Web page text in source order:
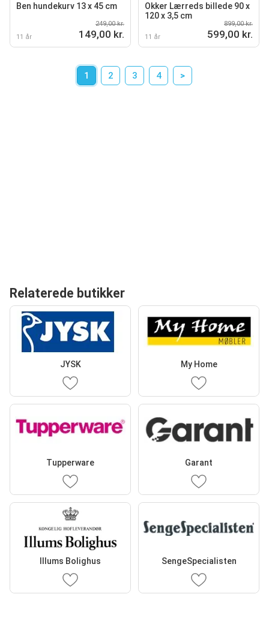
Ben hundekurv 13 x 45 cm
11 år
249,00 kr.
149,00 kr.
Okker Lærreds billede 90 x
120 x 3,5 cm
11 år
899,00 kr.
599,00 kr.
1 2 3 4 >
Relaterede butikker
JYSK My Home
Tupperware Garant
Illums Bolighus SengeSpecialisten